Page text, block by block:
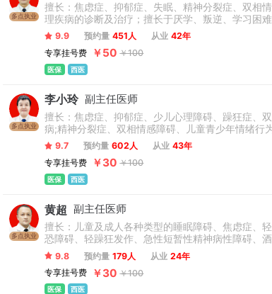
多点执业
擅长：焦虑症、抑郁症、失眠、精神分裂症、双相
理疾病的诊断及治疗；擅长于厌学、叛逆、学习困
9.9 预约量 451人 从业 42年
专享挂号费
￥50 ￥100
医保 西医
多点执业
李小玲 副主任医师
擅长：焦虑症、抑郁症、少儿心理障碍、躁狂症、
病;精神分裂症、双相情感障碍、儿童青少年情绪行
9.7 预约量 602人 从业 43年
专享挂号费
￥30 ￥100
医保 西医
多点执业
黄超 副主任医师
擅长：儿童及成人各种类型的睡眠障碍、焦虑症、
恐障碍、轻躁狂发作、急性短暂性精神病性障碍、
9.8 预约量 179人 从业 24年
专享挂号费
￥30 ￥100
医保 西医